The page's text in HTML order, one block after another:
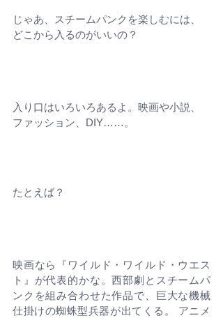
じゃあ、スチームパンクを楽しむには、
どこから入るのがいいの？
入り口はいろいろあるよ。映画や小説、
ファッション、DIY……。
たとえば？
映画なら『ワイルド・ワイルド・ウエス
ト』が代表的かな。西部劇とスチームパ
ンクを組み合わせた作品で、巨大な機械
仕掛けの蜘蛛型兵器が出てくる。 アニメ